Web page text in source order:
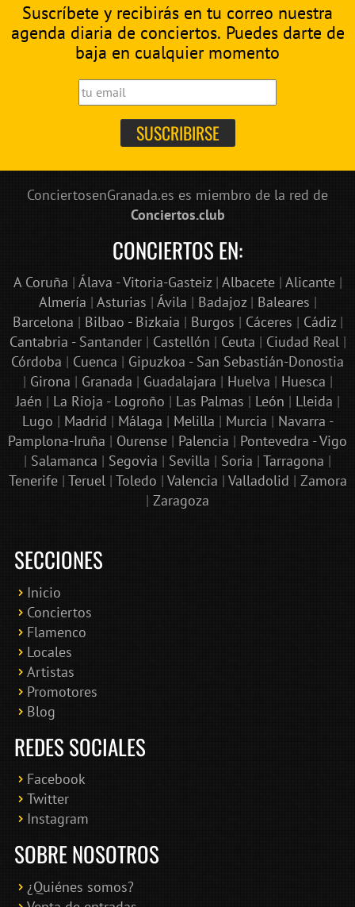
Suscríbete y recibirás en tu correo nuestra
agenda diaria de conciertos. Puedes darte de
baja en cualquier momento
ConciertosenGranada.es es miembro de la red de
Conciertos.club
CONCIERTOS EN:
A Coruña | Álava - Vitoria-Gasteiz| Albacete| Alicante|
Almería | Asturias | Ávila | Badajoz| Baleares |
Barcelona | Bilbao - Bizkaia | Burgos | Cáceres | Cádiz|
Cantabria - Santander| Castellón | Ceuta | Ciudad Real|
Córdoba | Cuenca | Gipuzkoa - San Sebastián-Donostia
| Girona | Granada | Guadalajara | Huelva | Huesca |
Jaén | La Rioja - Logroño | Las Palmas | León | Lleida |
Lugo | Madrid | Málaga | Melilla | Murcia | Navarra -
Pamplona-Iruña | Ourense | Palencia | Pontevedra - Vigo
| Salamanca | Segovia | Sevilla | Soria | Tarragona |
Tenerife| Teruel| Toledo | Valencia | Valladolid | Zamora
| Zaragoza
SECCIONES
Inicio
Conciertos
Flamenco
Locales
Artistas
Promotores
Blog
REDES SOCIALES
Facebook
Twitter
Instagram
SOBRE NOSOTROS
¿Quiénes somos?